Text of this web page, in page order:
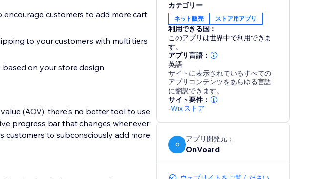
encourage customers to add more cart
to your customers with multi tiers
on your store design
(AOV), there's no better tool to use
progress bar that changes whenever
customers to subconsciously add more
カテゴリー
ネット販売 ストア用アプリ
利用できる国：
このアプリは世界中で利用できま
す。
アプリ言語：
英語
サイトに表示されているすべての
アプリコンテンツをあらゆる言語
に翻訳できます。
サイト要件：
-Wix ストア
O
アプリ開発元：
OnVoard